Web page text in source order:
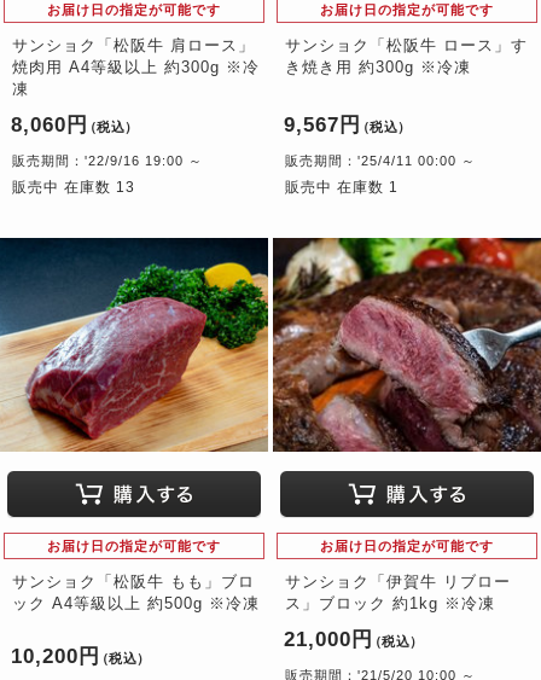
お届け日の指定が可能です
サンショク「松阪牛 肩ロース」
焼肉用 A4等級以上 約300g ※冷
凍
8,060円 （税込）
販売期間：'22/9/16 19:00 ～
販売中 在庫数 13
お届け日の指定が可能です
サンショク「松阪牛 ロース」す
き焼き用 約300g ※冷凍
9,567円 （税込）
販売期間：'25/4/11 00:00 ～
販売中 在庫数 1
お届け日の指定が可能です
サンショク「松阪牛 もも」ブロ
ック A4等級以上 約500g ※冷凍
10,200円 （税込）
お届け日の指定が可能です
サンショク「伊賀牛 リブロー
ス」ブロック 約1kg ※冷凍
21,000円 （税込）
販売期間：'21/5/20 10:00 ～